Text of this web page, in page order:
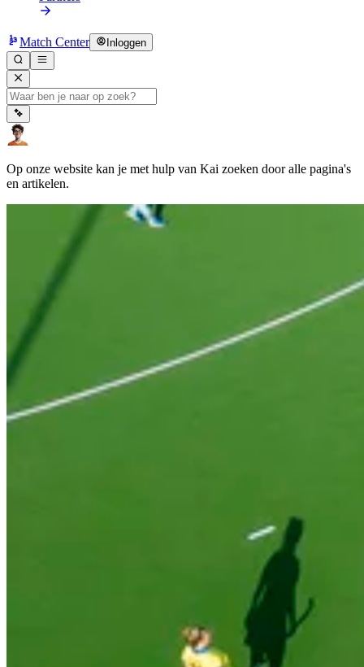
Match Center Inloggen
Op onze website kan je met hulp van Kai zoeken door alle pagina's
en artikelen.